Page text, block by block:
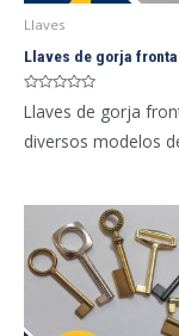
Llaves
Llaves de gorja
Valorado
con
de
Llaves de gorja
diversos modelos